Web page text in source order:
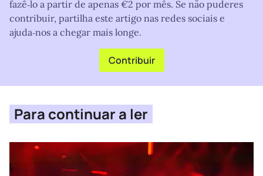
fazê‑lo a partir de apenas €2 por mês. Se não puderes
contribuir, partilha este artigo nas redes sociais e
ajuda‑nos a chegar mais longe.
Contribuir
Para continuar a ler